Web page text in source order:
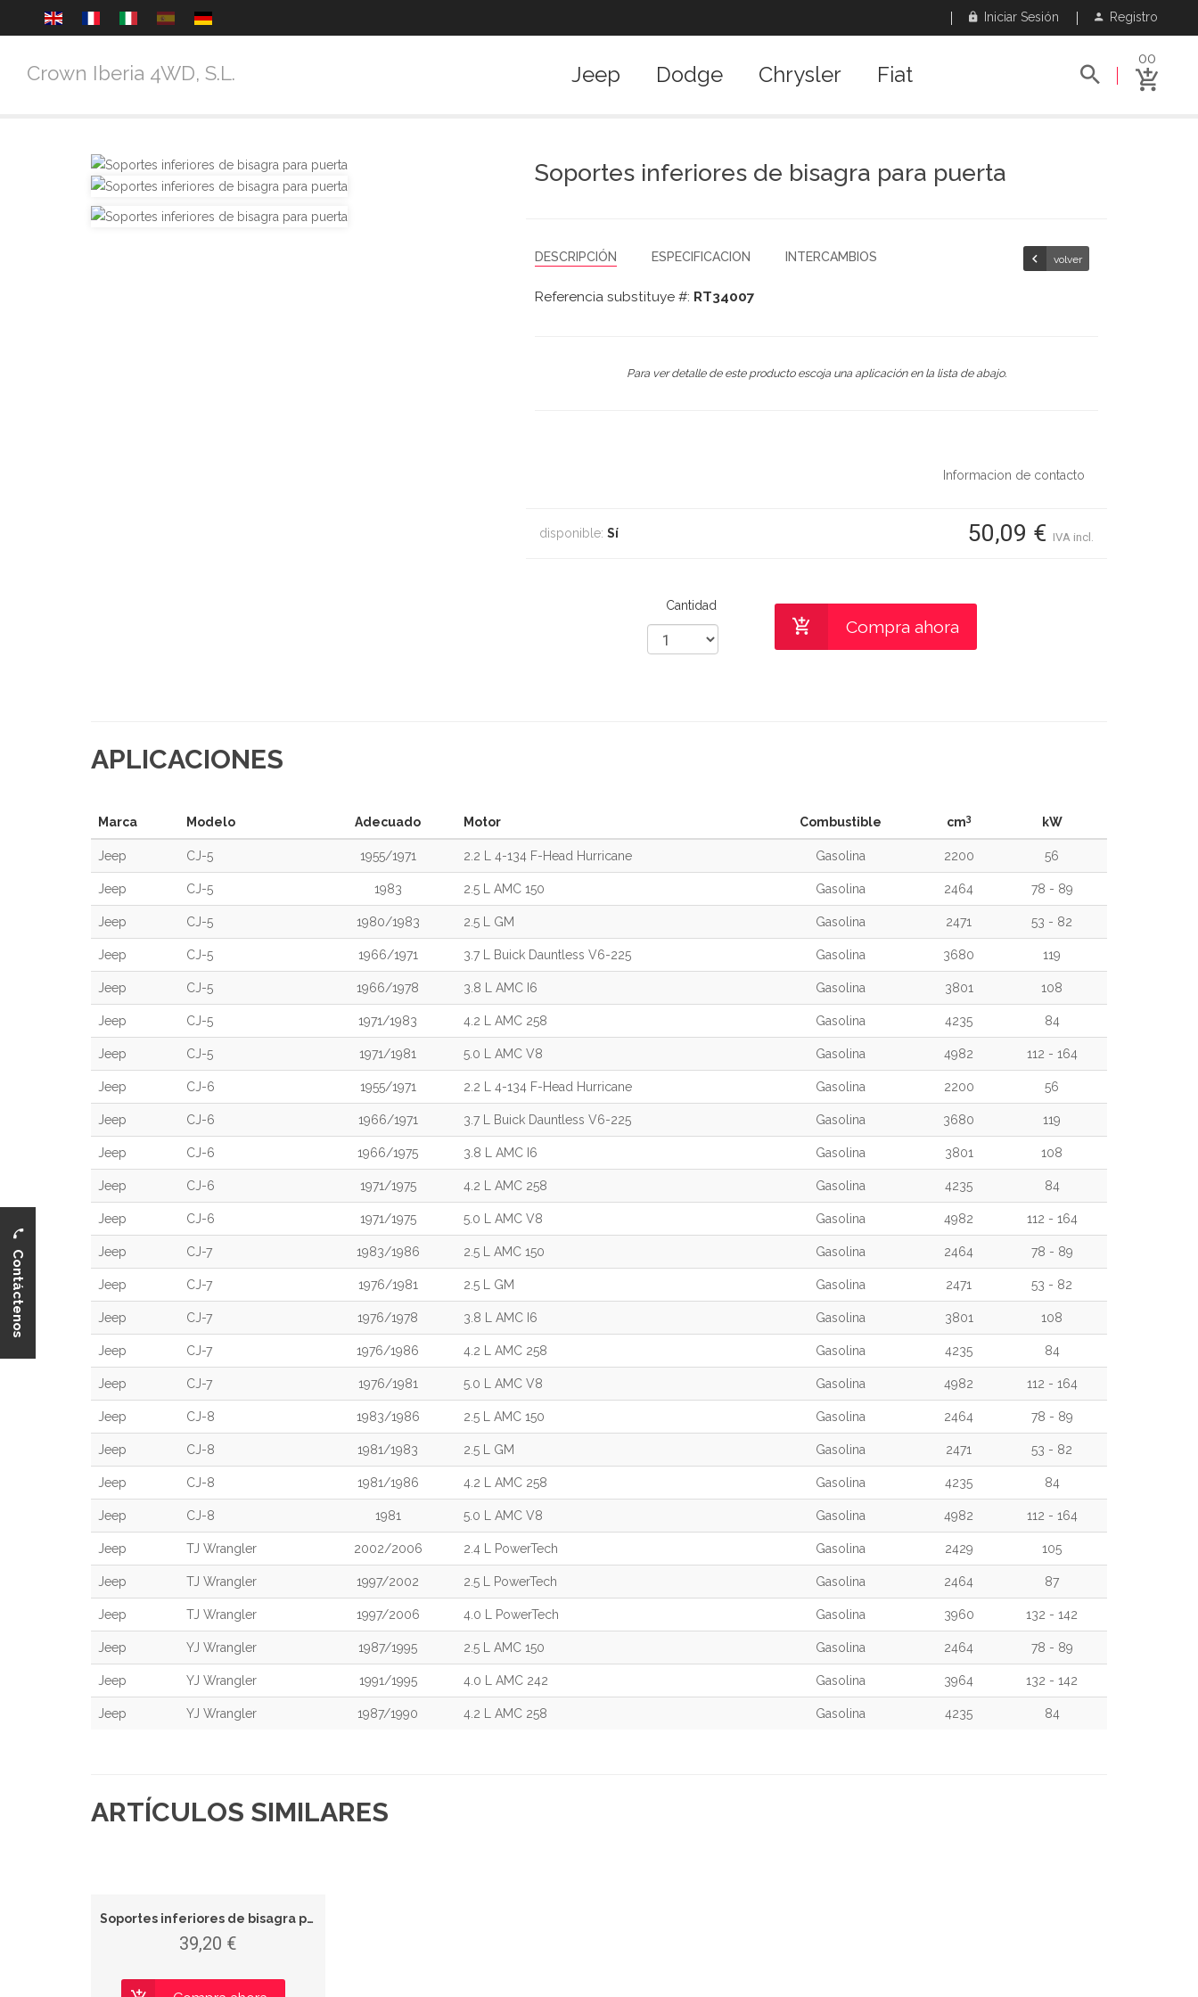
Iniciar Sesión Registro
Crown Iberia 4WD, S.L. Jeep Dodge Chrysler Fiat
00
Soportes inferiores de bisagra para puerta
volver
DESCRIPCIÓN ESPECIFICACION INTERCAMBIOS
Referencia substituye #: RT34007
Para ver detalle de este producto escoja una aplicación en la lista de abajo.
Informacion de contacto
disponible: Sí 50,09 € IVA incl.
Cantidad
Compra ahora
APLICACIONES
Marca Modelo Adecuado Motor Combustible cm3 kW
Jeep CJ-5 1955/1971 2.2 L 4-134 F-Head Hurricane Gasolina 2200 56
Jeep CJ-5 1983 2.5 L AMC 150 Gasolina 2464 78 - 89
Jeep CJ-5 1980/1983 2.5 L GM Gasolina 2471 53 - 82
Jeep CJ-5 1966/1971 3.7 L Buick Dauntless V6-225 Gasolina 3680 119
Jeep CJ-5 1966/1978 3.8 L AMC I6 Gasolina 3801 108
Jeep CJ-5 1971/1983 4.2 L AMC 258 Gasolina 4235 84
Jeep CJ-5 1971/1981 5.0 L AMC V8 Gasolina 4982 112 - 164
Jeep CJ-6 1955/1971 2.2 L 4-134 F-Head Hurricane Gasolina 2200 56
Jeep CJ-6 1966/1971 3.7 L Buick Dauntless V6-225 Gasolina 3680 119
Jeep CJ-6 1966/1975 3.8 L AMC I6 Gasolina 3801 108
Jeep CJ-6 1971/1975 4.2 L AMC 258 Gasolina 4235 84
Jeep CJ-6 1971/1975 5.0 L AMC V8 Gasolina 4982 112 - 164
Jeep CJ-7 1983/1986 2.5 L AMC 150 Gasolina 2464 78 - 89
Jeep CJ-7 1976/1981 2.5 L GM Gasolina 2471 53 - 82
Jeep CJ-7 1976/1978 3.8 L AMC I6 Gasolina 3801 108
Jeep CJ-7 1976/1986 4.2 L AMC 258 Gasolina 4235 84
Jeep CJ-7 1976/1981 5.0 L AMC V8 Gasolina 4982 112 - 164
Jeep CJ-8 1983/1986 2.5 L AMC 150 Gasolina 2464 78 - 89
Jeep CJ-8 1981/1983 2.5 L GM Gasolina 2471 53 - 82
Jeep CJ-8 1981/1986 4.2 L AMC 258 Gasolina 4235 84
Jeep CJ-8 1981 5.0 L AMC V8 Gasolina 4982 112 - 164
Jeep TJ Wrangler 2002/2006 2.4 L PowerTech Gasolina 2429 105
Jeep TJ Wrangler 1997/2002 2.5 L PowerTech Gasolina 2464 87
Jeep TJ Wrangler 1997/2006 4.0 L PowerTech Gasolina 3960 132 - 142
Jeep YJ Wrangler 1987/1995 2.5 L AMC 150 Gasolina 2464 78 - 89
Jeep YJ Wrangler 1991/1995 4.0 L AMC 242 Gasolina 3964 132 - 142
Jeep YJ Wrangler 1987/1990 4.2 L AMC 258 Gasolina 4235 84
ARTÍCULOS SIMILARES
Soportes inferiores de bisagra para puerta
39,20 €
Contáctenos